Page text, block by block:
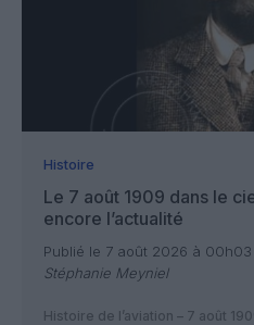
Histoire
Le 7 août 1909 dans le
encore l’actualité
Publié le 7 août 2026 à 00h03
Stéphanie Meyniel
Histoire de l’aviation – 7 août